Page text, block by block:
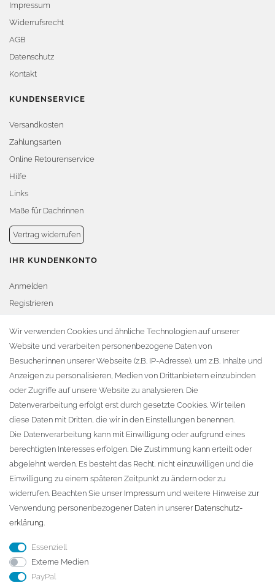
Impressum
Widerrufsrecht
AGB
Datenschutz
Kontakt
KUNDENSERVICE
Versandkosten
Zahlungsarten
Online Retourenservice
Hilfe
Links
Maße für Dachrinnen
Vertrag widerrufen
IHR KUNDENKONTO
Anmelden
Registrieren
Warenkorb
Zur Kasse
KONTAKT
Fa. Steffen Jost
Söbrigener Weg 50
D-01796 Pirna
Telefon:+49 (0)3501 507295
info@dach-teufel.de
Wir verwenden Cookies und ähnliche Technologien auf unserer
Website und verarbeiten personenbezogene Daten von
Besucher:innen unserer Webseite (z.B. IP-Adresse), um z.B. Inhalte und
Anzeigen zu personalisieren, Medien von Drittanbietern einzubinden
oder Zugriffe auf unsere Website zu analysieren. Die
Datenverarbeitung erfolgt erst durch gesetzte Cookies. Wir teilen
diese Daten mit Dritten, die wir in den Einstellungen benennen.
Die Datenverarbeitung kann mit Einwilligung oder aufgrund eines
berechtigten Interesses erfolgen. Die Zustimmung kann erteilt oder
abgelehnt werden. Es besteht das Recht, nicht einzuwilligen und die
Einwilligung zu einem späteren Zeitpunkt zu ändern oder zu
widerrufen. Beachten Sie unser Impressum und weitere Hinweise zur
Verwendung personenbezogener Daten in unserer Daten­schutz­
erklärung.
Essenziell
Externe Medien
PayPal